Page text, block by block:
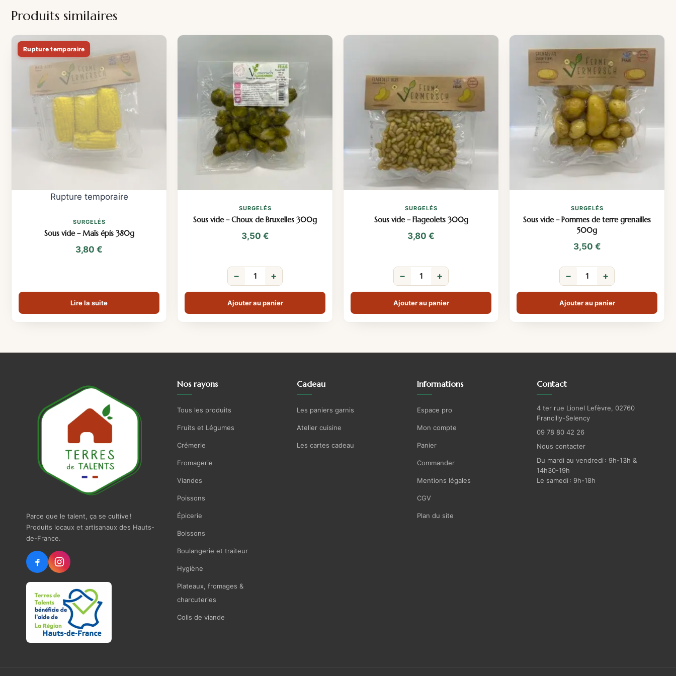
Produits similaires
SURGELÉS
Sous vide – Maïs épis 380g
3,80 €
Lire la suite
SURGELÉS
Sous vide – Choux de Bruxelles 300g
3,50 €
− +
Ajouter au panier
SURGELÉS
Sous vide – Flageolets 300g
3,80 €
− +
Ajouter au panier
SURGELÉS
Sous vide – Pommes de terre grenailles
500g
3,50 €
− +
Ajouter au panier
Parce que le talent, ça se cultive !
Produits locaux et artisanaux des Hauts-
de-France.
Nos rayons
Tous les produits
Fruits et Légumes
Crémerie
Fromagerie
Viandes
Poissons
Épicerie
Boissons
Boulangerie et traiteur
Hygiène
Plateaux, fromages &
charcuteries
Colis de viande
Cadeau
Les paniers garnis
Atelier cuisine
Les cartes cadeau
Informations
Espace pro
Mon compte
Panier
Commander
Mentions légales
CGV
Plan du site
Contact
4 ter rue Lionel Lefèvre, 02760
Francilly-Selency
09 78 80 42 26
Nous contacter
Du mardi au vendredi : 9h-13h &
14h30-19h
Le samedi : 9h-18h